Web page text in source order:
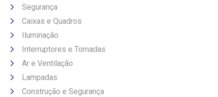
Segurança
Caixas e Quadros
Iluminação
Interruptores e Tomadas
Ar e Ventilação
Lampadas
Construção e Segurança